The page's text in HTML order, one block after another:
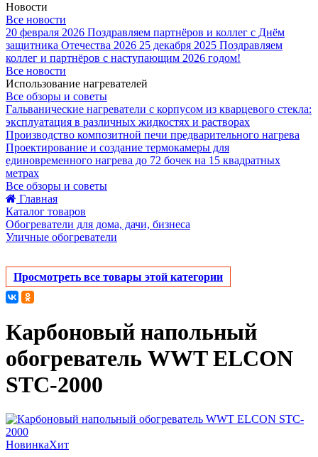
Новости
Все новости
20 февраля 2026 Поздравляем партнёров и коллег с Днём
защитника Отечества 2026 25 декабря 2025 Поздравляем
коллег и партнёров с наступающим 2026 годом!
Все новости
Использование нагревателей
Все обзоры и советы
Гальванические нагреватели с корпусом из кварцевого стекла:
эксплуатация в различных жидкостях и растворах
Производство композитной печи предварительного нагрева
Проектирование и создание термокамеры для
единовременного нагрева до 72 бочек на 15 квадратных
метрах
Все обзоры и советы
Главная
Каталог товаров
Обогреватели для дома, дачи, бизнеса
Уличные обогреватели
Просмотреть все товары этой категории
Карбоновый напольный
обогреватель WWT ELCON
STC-2000
НовинкаХит